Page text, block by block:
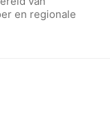
en regionale